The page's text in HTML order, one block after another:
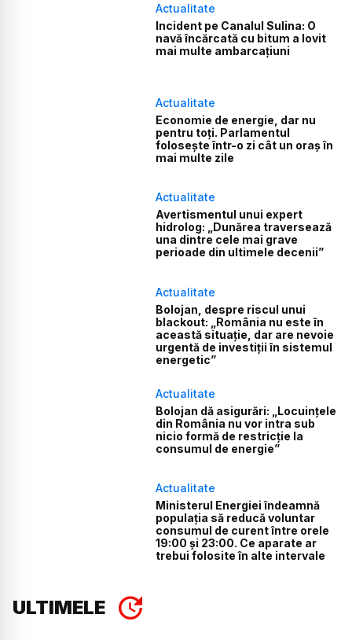
Actualitate
Incident pe Canalul Sulina: O
navă încărcată cu bitum a lovit
mai multe ambarcațiuni
Actualitate
Economie de energie, dar nu
pentru toți. Parlamentul
folosește într-o zi cât un oraș în
mai multe zile
Actualitate
Avertismentul unui expert
hidrolog: „Dunărea traversează
una dintre cele mai grave
perioade din ultimele decenii”
Actualitate
Bolojan, despre riscul unui
blackout: „România nu este în
această situație, dar are nevoie
urgentă de investiții în sistemul
energetic”
Actualitate
Bolojan dă asigurări: „Locuințele
din România nu vor intra sub
nicio formă de restricție la
consumul de energie”
Actualitate
Ministerul Energiei îndeamnă
populația să reducă voluntar
consumul de curent între orele
19:00 și 23:00. Ce aparate ar
trebui folosite în alte intervale
ULTIMELE